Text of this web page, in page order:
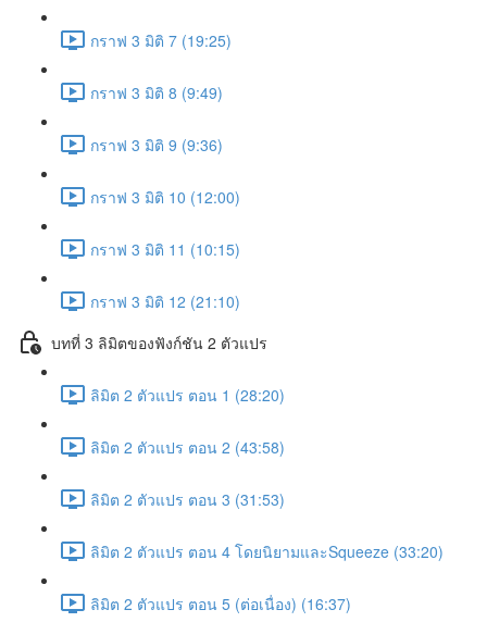
กราฟ 3 มิติ 7 (19:25)
กราฟ 3 มิติ 8 (9:49)
กราฟ 3 มิติ 9 (9:36)
กราฟ 3 มิติ 10 (12:00)
กราฟ 3 มิติ 11 (10:15)
กราฟ 3 มิติ 12 (21:10)
บทที่ 3 ลิมิตของฟังก์ชัน 2 ตัวแปร
ลิมิต 2 ตัวแปร ตอน 1 (28:20)
ลิมิต 2 ตัวแปร ตอน 2 (43:58)
ลิมิต 2 ตัวแปร ตอน 3 (31:53)
ลิมิต 2 ตัวแปร ตอน 4 โดยนิยามและSqueeze (33:20)
ลิมิต 2 ตัวแปร ตอน 5 (ต่อเนื่อง) (16:37)